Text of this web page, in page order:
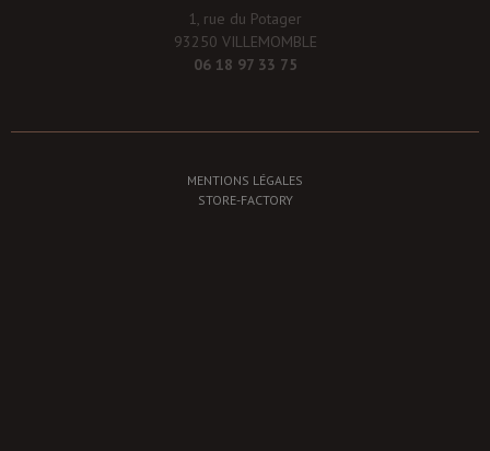
1, rue du Potager
93250 VILLEMOMBLE
06 18 97 33 75
MENTIONS LÉGALES
STORE-FACTORY